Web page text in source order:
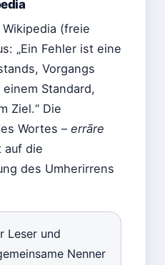
(freie
„Ein Fehler ist eine
Vorgangs
Standard,
Ziel.“ Die
Wortes – errāre
auf die
des Umherirrens
Leser und
Nenner